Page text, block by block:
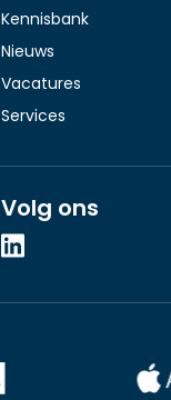
Kennisbank
Nieuws
Vacatures
Services
Volg ons